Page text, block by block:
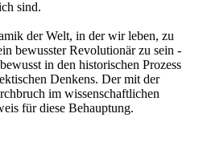
sind.
der Welt, in der wir leben, zu
bewusster Revolutionär zu sein -
in den historischen Prozess
Denkens. Der mit der
im wissenschaftlichen
für diese Behauptung.